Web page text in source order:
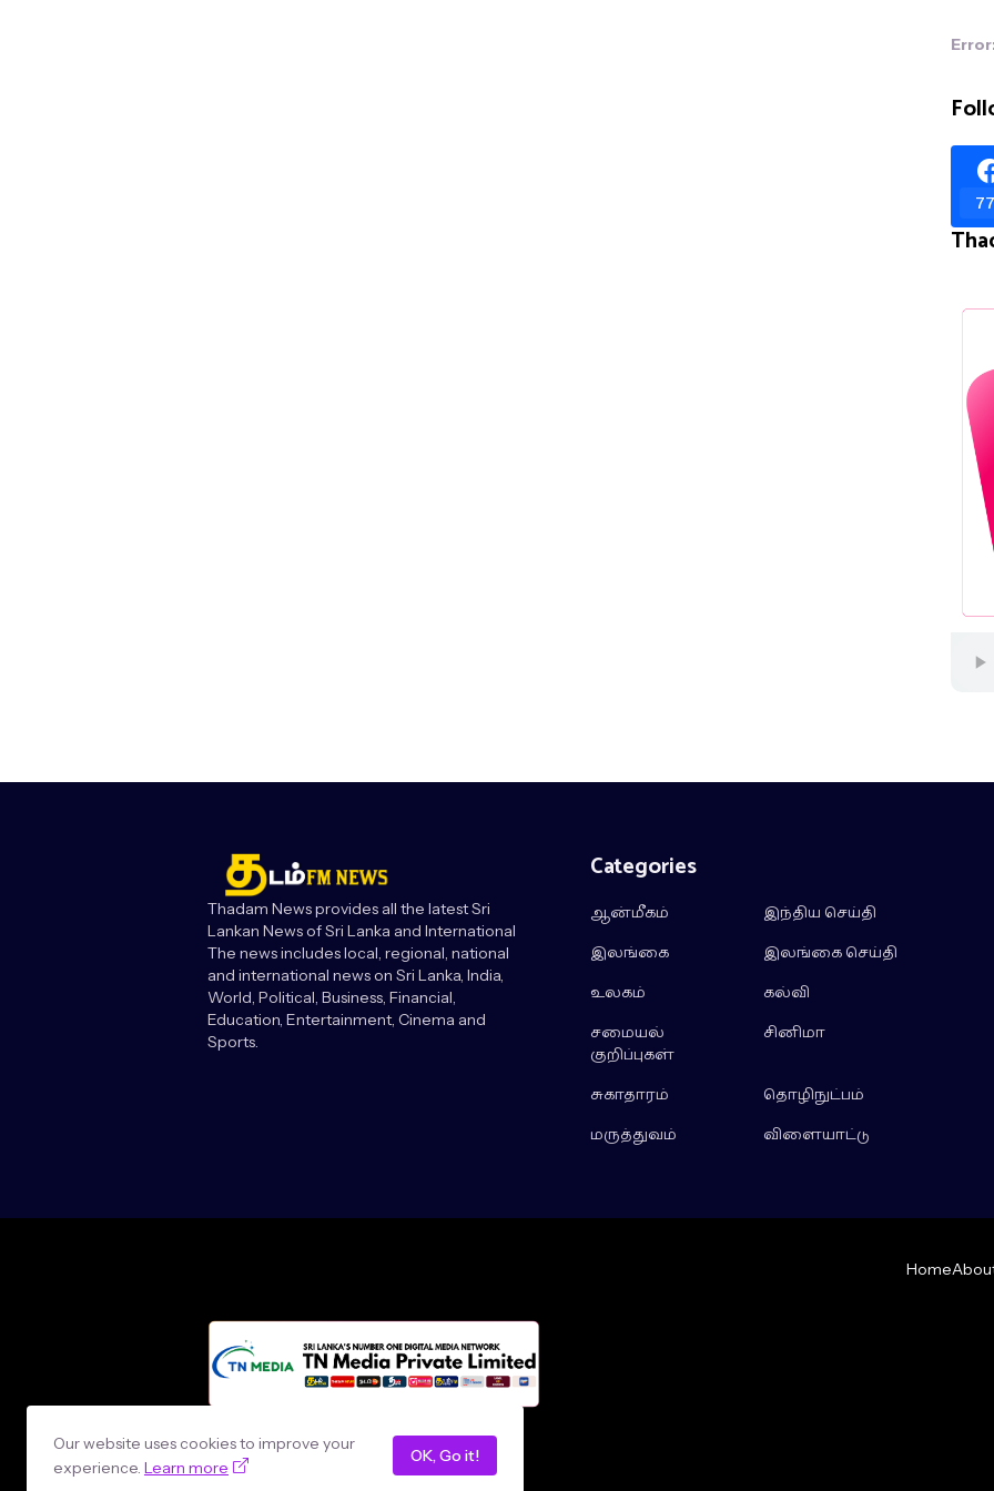
Thadam News provides all the latest Sri
Lankan News of Sri Lanka and International
The news includes local, regional, national
and international news on Sri Lanka, India,
World, Political, Business, Financial,
Education, Entertainment, Cinema and
Sports.
Categories
ஆன்மீகம்
இந்திய செய்தி
இலங்கை
இலங்கை செய்தி
உலகம்
கல்வி
சமையல்
குறிப்புகள்
சினிமா
சுகாதாரம்
தொழிநுட்பம்
மருத்துவம்
விளையாட்டு
Design by - loncey tech
Home
Our website uses cookies to improve your
experience. Learn more
OK, Go it!